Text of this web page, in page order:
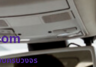
ครบวงจร